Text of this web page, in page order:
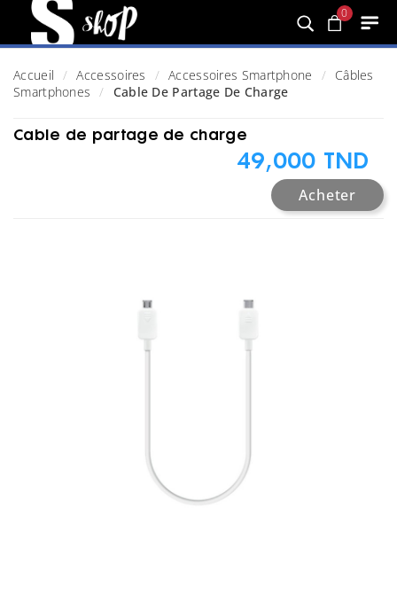
0
Accueil Accessoires Accessoires Smartphone
Câbles
Smartphones
Cable De Partage De Charge
Cable de partage de charge
49,000 TND
Acheter